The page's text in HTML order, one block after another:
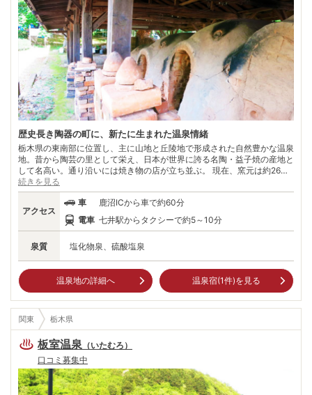
歴史長き陶器の町に、新たに生まれた温泉情緒
栃木県の東南部に位置し、主に山地と丘陵地で形成された自然豊かな温泉
地。昔から陶芸の里として栄え、日本が世界に誇る名陶・益子焼の産地と
して名高い。通り沿いには焼き物の店が立ち並ぶ。 現在、窯元は約26
0、陶器店は50。この地に窯を構える陶芸家も数多く、益子焼は素朴で親
しみやすいものから、独創的な新進作家の作品まで様々なタイプの陶器に
数多くある。夏季には益子ならではのビルマ汁（夏野菜カレー風味）を味
わうこともできる。
続きを見る
泉質 塩化物泉、硫酸塩泉
アクセス
車
鹿沼ICから車で約60分
電車 七井駅からタクシーで約5～10分
温泉地の詳細へ 温泉宿(1件)を見る
関東 栃木県
板室温泉 （いたむろ ）
口コミ募集中